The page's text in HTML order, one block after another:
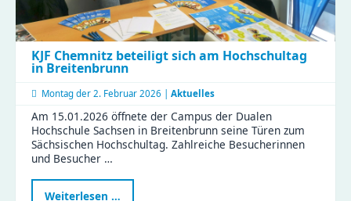
KJF Chemnitz beteiligt sich am Hochschultag
in Breitenbrunn
Montag der 2. Februar 2026 | Aktuelles
Am 15.01.2026 öffnete der Campus der Dualen
Hochschule Sachsen in Breitenbrunn seine Türen zum
Sächsischen Hochschultag. Zahlreiche Besucherinnen
und Besucher …
Weiterlesen …